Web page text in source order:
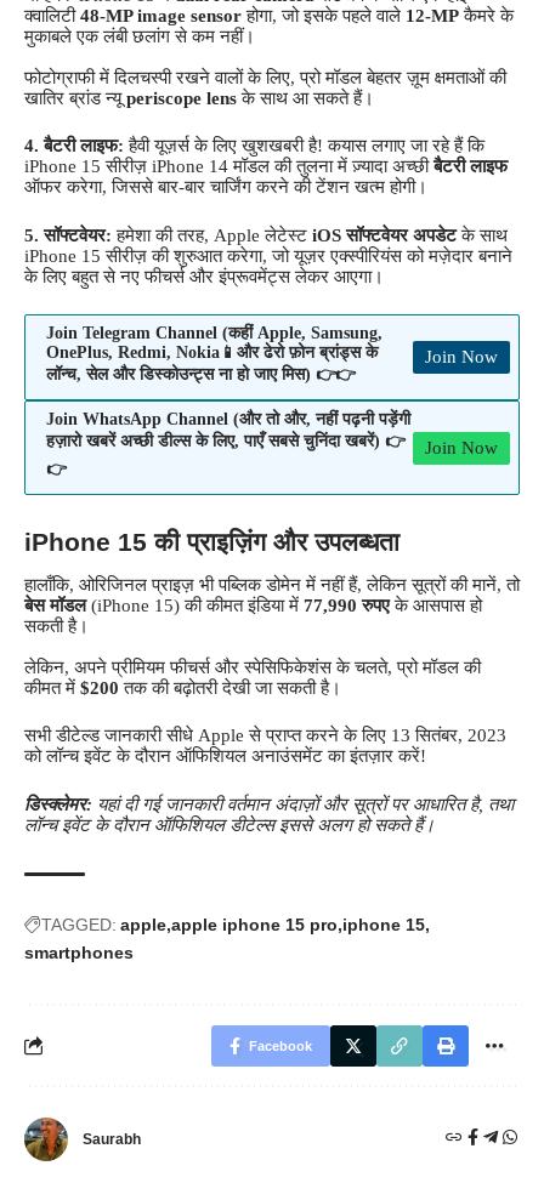
क्वालिटी48-MP image sensorहोगा, जो इसके पहले वाले 12-MPकैमरे के
मुकाबले एक लंबी छलांग से कम नहीं।
फोटोग्राफी में दिलचस्पी रखने वालों के लिए, प्रो मॉडल बेहतर ज़ूम क्षमताओं की
खातिर ब्रांड न्यूperiscope lensके साथ आ सकते हैं।
4. बैटरी लाइफ: हैवी यूज़र्स के लिए खुशखबरी है! कयास लगाए जा रहे हैं कि
iPhone 15 सीरीज़ iPhone 14 मॉडल की तुलना में ज़्यादा अच्छीबैटरी लाइफ
ऑफर करेगा, जिससे बार-बार चार्जिंग करने की टेंशन खत्म होगी।
5. सॉफ्टवेयर: हमेशा की तरह, Apple लेटेस्ट iOS सॉफ्टवेयर अपडेटके साथ
iPhone 15 सीरीज़ की शुरुआत करेगा, जो यूज़र एक्स्पीरियंस को मज़ेदार बनाने
के लिए बहुत से नए फीचर्स और इंप्रूवमेंट्स लेकर आएगा।
Join Telegram Channel (कहीं Apple, Samsung,
OnePlus, Redmi, Nokia📱और ढेरो फ़ोन ब्रांड्स के
लॉन्च, सेल और डिस्कोउन्ट्स ना हो जाए मिस) 👉👉
Join Now
Join WhatsApp Channel (और तो और, नहीं पढ़नी पड़ेंगी
हज़ारो खबरें अच्छी डील्स के लिए, पाएँ सबसे चुनिंदा खबरें) 👉
👉
Join Now
iPhone 15 की प्राइज़िंग और उपलब्धता
हालाँकि, ओरिजिनल प्राइज़ भी पब्लिक डोमेन में नहीं हैं, लेकिन सूत्रों की मानें, तो
बेस मॉडल(iPhone 15) की कीमत इंडिया में 77,990 रुपएके आसपास हो
सकती है।
लेकिन, अपने प्रीमियम फीचर्स और स्पेसिफिकेशंस के चलते, प्रो मॉडल की
कीमत में $200 तक की बढ़ोतरी देखी जा सकती है।
सभी डीटेल्ड जानकारी सीधे Apple से प्राप्त करने के लिए 13 सितंबर, 2023
को लॉन्च इवेंट के दौरान ऑफिशियल अनाउंसमेंट का इंतज़ार करें!
डिस्क्लेमर: यहां दी गई जानकारी वर्तमान अंदाज़ों और सूत्रों पर आधारित है, तथा
लॉन्च इवेंट के दौरान ऑफिशियल डीटेल्स इससे अलग हो सकते हैं।
TAGGED: apple apple iphone 15 pro iphone 15
smartphones
Facebook
Saurabh